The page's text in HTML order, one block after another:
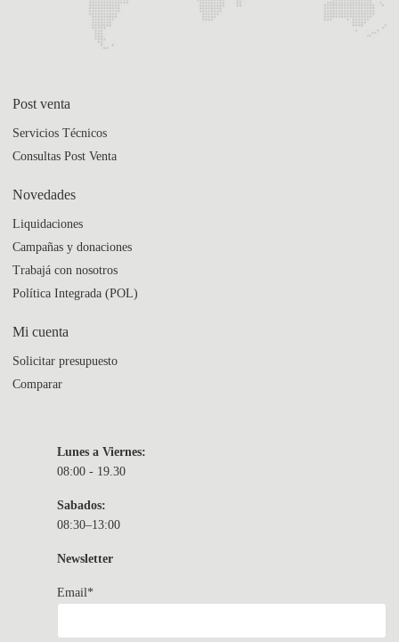
Post venta
Servicios Técnicos
Consultas Post Venta
Novedades
Liquidaciones
Campañas y donaciones
Trabajá con nosotros
Política Integrada (POL)
Mi cuenta
Solicitar presupuesto
Comparar
Lunes a Viernes:
08:00 - 19.30
Sabados:
08:30–13:00
Newsletter
Email*